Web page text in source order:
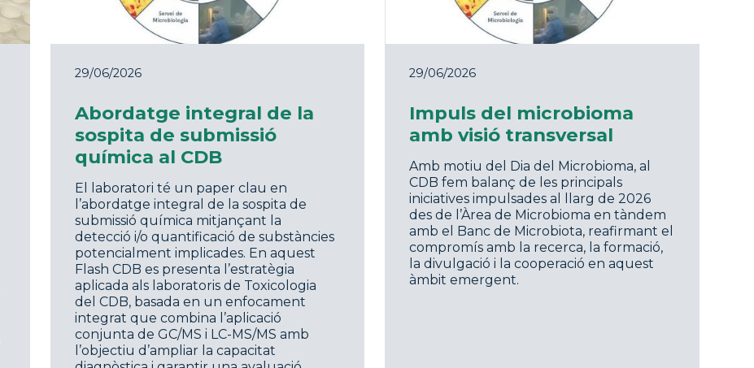
29/06/2026
Abordatge integral de la
sospita de submissió
química al CDB
El laboratori té un paper clau en
l’abordatge integral de la sospita de
submissió química mitjançant la
detecció i/o quantificació de substàncies
potencialment implicades. En aquest
Flash CDB es presenta l’estratègia
aplicada als laboratoris de Toxicologia
del CDB, basada en un enfocament
integrat que combina l’aplicació
conjunta de GC/MS i LC-MS/MS amb
l’objectiu d’ampliar la capacitat
29/06/2026
Impuls del microbioma
amb visió transversal
Amb motiu del Dia del Microbioma, al
CDB fem balanç de les principals
iniciatives impulsades al llarg de 2026
des de l’Àrea de Microbioma en tàndem
amb el Banc de Microbiota, reafirmant el
compromís amb la recerca, la formació,
la divulgació i la cooperació en aquest
àmbit emergent.